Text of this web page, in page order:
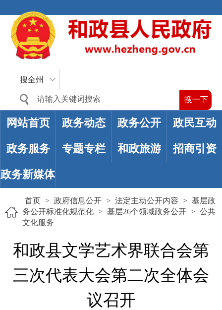
搜全州
网站首页 政务动态 政务公开 政民互动
政务服务 专题专栏 和政旅游 招商引资
政务新媒体
首页 > 政府信息公开 > 法定主动公开内容 > 基层政
务公开标准化规范化 > 基层26个领域政务公开 > 公共
文化服务
和政县文学艺术界联合会第
三次代表大会第二次全体会
议召开